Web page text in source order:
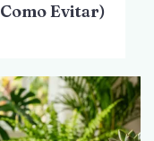
Evitar)